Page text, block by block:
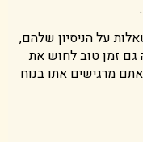
על הניסיון שלהם,
גם זמן טוב לחוש את
מרגישים אתו בנוח